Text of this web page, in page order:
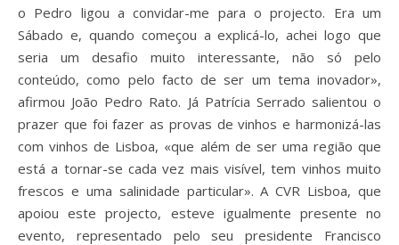
o Pedro ligou a convidar-me para o projecto. Era um
Sábado e, quando começou a explicá-lo, achei logo que
seria um desafio muito interessante, não só pelo
conteúdo, como pelo facto de ser um tema inovador»,
afirmou João Pedro Rato. Já Patrícia Serrado salientou o
prazer que foi fazer as provas de vinhos e harmonizá-las
com vinhos de Lisboa, «que além de ser uma região que
está a tornar-se cada vez mais visível, tem vinhos muito
frescos e uma salinidade particular». A CVR Lisboa, que
apoiou este projecto, esteve igualmente presente no
evento, representado pelo seu presidente Francisco